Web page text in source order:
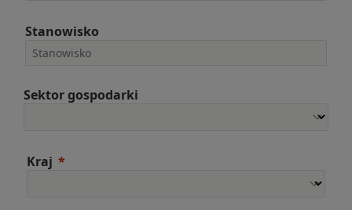
Stanowisko
Sektor gospodarki
Kraj